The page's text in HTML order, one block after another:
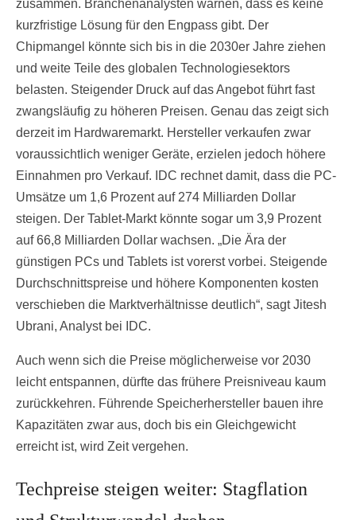
zusammen. Branchenanalysten warnen, dass es keine
kurzfristige Lösung für den Engpass gibt. Der
Chipmangel könnte sich bis in die 2030er Jahre ziehen
und weite Teile des globalen Technologiesektors
belasten. Steigender Druck auf das Angebot führt fast
zwangsläufig zu höheren Preisen. Genau das zeigt sich
derzeit im Hardwaremarkt. Hersteller verkaufen zwar
voraussichtlich weniger Geräte, erzielen jedoch höhere
Einnahmen pro Verkauf. IDC rechnet damit, dass die PC-
Umsätze um 1,6 Prozent auf 274 Milliarden Dollar
steigen. Der Tablet-Markt könnte sogar um 3,9 Prozent
auf 66,8 Milliarden Dollar wachsen. „Die Ära der
günstigen PCs und Tablets ist vorerst vorbei. Steigende
Durchschnittspreise und höhere Komponenten kosten
verschieben die Marktverhältnisse deutlich“, sagt Jitesh
Ubrani, Analyst bei IDC.
Auch wenn sich die Preise möglicherweise vor 2030
leicht entspannen, dürfte das frühere Preisniveau kaum
zurückkehren. Führende Speicherhersteller bauen ihre
Kapazitäten zwar aus, doch bis ein Gleichgewicht
erreicht ist, wird Zeit vergehen.
Techpreise steigen weiter: Stagflation